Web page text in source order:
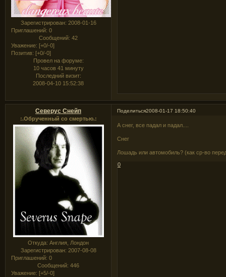
Зарегистрирован: 2008-01-16
Приглашений: 0
Сообщений: 42
Уважение: [+0/-0]
Позитив: [+0/-0]
Провел на форуме:
10 часов 41 минуту
Последний визит:
2008-04-10 15:52:38
Поделиться2008-01-17 18:50:40
Северус Снейп
:.Обрученный со смертью.:
Откуда: Англия, Лондон
Зарегистрирован: 2007-08-08
Приглашений: 0
Сообщений: 446
Уважение: [+5/-0]
А снег, все падал и падал....
Снег
Лошадь или автомобиль? (как ср-во
0